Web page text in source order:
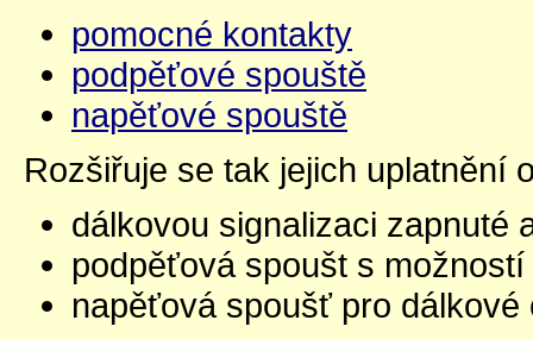
pomocné kontakty
podpěťové spouště
napěťové spouště
Rozšiřuje se tak jejich uplatnění
dálkovou signalizaci zapnuté
podpěťová spoušt s
napěťová spoušť pro dálkové